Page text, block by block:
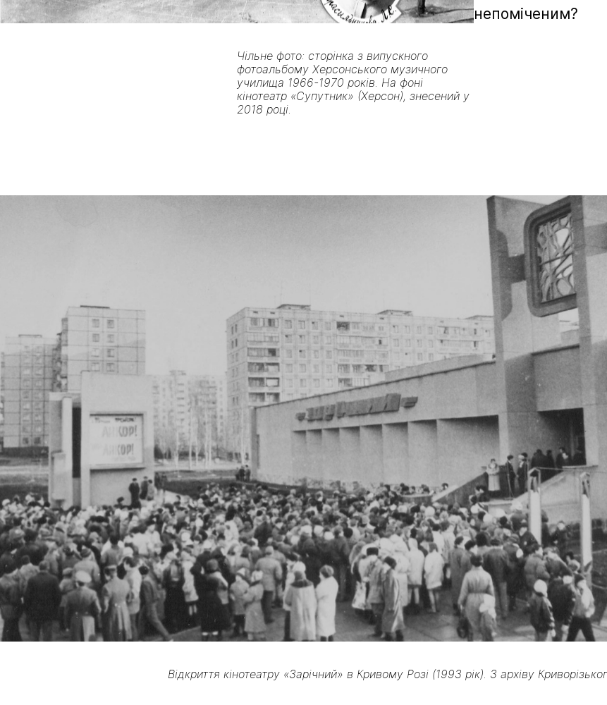
непоміченим?
Чільне фото: сторінка з випускного
фотоальбому Херсонського музичного
училища 1966-1970 років. На фоні
кінотеатр «Супутник» (Херсон), знесений у
2018 році.
Відкриття кінотеатру «Зарічний» в Кривому Розі (1993 рік). З архіву